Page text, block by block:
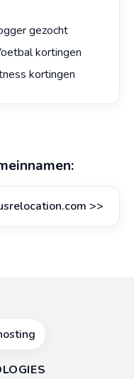
gezocht
kortingen
kortingen
>>